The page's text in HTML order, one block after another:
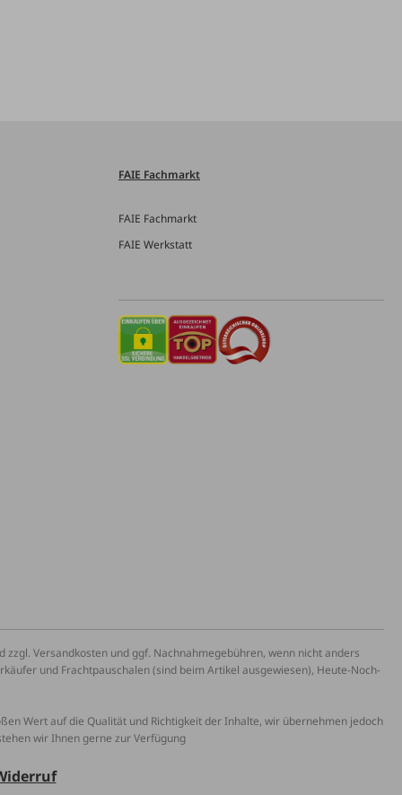
FAIE Fachmarkt
FAIE Fachmarkt
FAIE Werkstatt
Versandkosten und ggf. Nachnahmegebühren, wenn nicht anders
und Frachtpauschalen (sind beim Artikel ausgewiesen), Heute-Noch-
Wert auf die Qualität und Richtigkeit der Inhalte, wir übernehmen jedoch
wir Ihnen gerne zur Verfügung